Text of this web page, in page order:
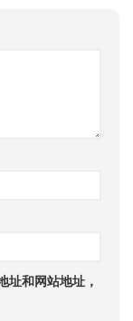
址和网站地址，